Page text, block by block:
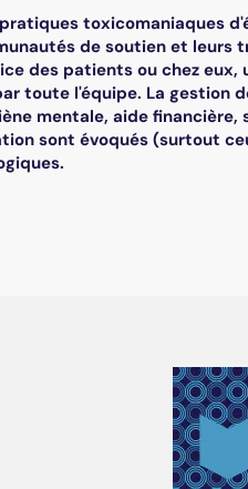
toxicomaniaques
de soutien et leurs
des patients ou chez eux,
toute l'équipe. La gestion
mentale, aide financière,
sont évoqués (surtout